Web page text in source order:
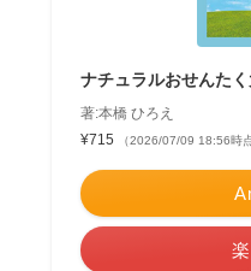
ナチュラルおせんた
著:本橋 ひろえ
¥715
（2026/07/09 18:56時